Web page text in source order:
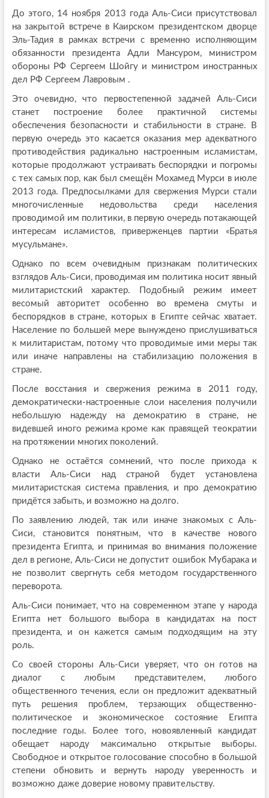
До этого, 14 ноября 2013 года Аль-Сиси присутствовал
на закрытой встрече в Каирском президентском дворце
Эль-Тадия в рамках встречи с временно исполняющим
обязанности президента Адли Мансуром, министром
обороны РФ Сергеем Шойгу и министром иностранных
дел РФ Сергеем Лавровым .
Это очевидно, что первостепенной задачей Аль-Сиси
станет построение более практичной системы
обеспечения безопасности и стабильности в стране. В
первую очередь это касается оказания мер адекватного
противодействия радикально настроенным исламистам,
которые продолжают устраивать беспорядки и погромы
с тех самых пор, как был смещён Мохамед Мурси в июле
2013 года. Предпосылками для свержения Мурси стали
многочисленные недовольства среди населения
проводимой им политики, в первую очередь потакающей
интересам исламистов, приверженцев партии «Братья
мусульмане».
Однако по всем очевидным признакам политических
взглядов Аль-Сиси, проводимая им политика носит явный
милитаристский характер. Подобный режим имеет
весомый авторитет особенно во времена смуты и
беспорядков в стране, которых в Египте сейчас хватает.
Население по большей мере вынуждено прислушиваться
к милитаристам, потому что проводимые ими меры так
или иначе направлены на стабилизацию положения в
стране.
После восстания и свержения режима в 2011 году,
демократически-настроенные слои населения получили
небольшую надежду на демократию в стране, не
видевшей иного режима кроме как правящей теократии
на протяжении многих поколений.
Однако не остаётся сомнений, что после прихода к
власти Аль-Сиси над страной будет установлена
милитаристская система правления, и про демократию
придётся забыть, и возможно на долго.
По заявлению людей, так или иначе знакомых с Аль-
Сиси, становится понятным, что в качестве нового
президента Египта, и принимая во внимания положение
дел в регионе, Аль-Сиси не допустит ошибок Мубарака и
не позволит свергнуть себя методом государственного
переворота.
Аль-Сиси понимает, что на современном этапе у народа
Египта нет большого выбора в кандидатах на пост
президента, и он кажется самым подходящим на эту
роль.
Со своей стороны Аль-Сиси уверяет, что он готов на
диалог с любым представителем, любого
общественного течения, если он предложит адекватный
путь решения проблем, терзающих общественно-
политическое и экономическое состояние Египта
последние годы. Более того, новоявленный кандидат
обещает народу максимально открытые выборы.
Свободное и открытое голосование способно в большой
степени обновить и вернуть народу уверенность и
возможно даже доверие новому правительству.